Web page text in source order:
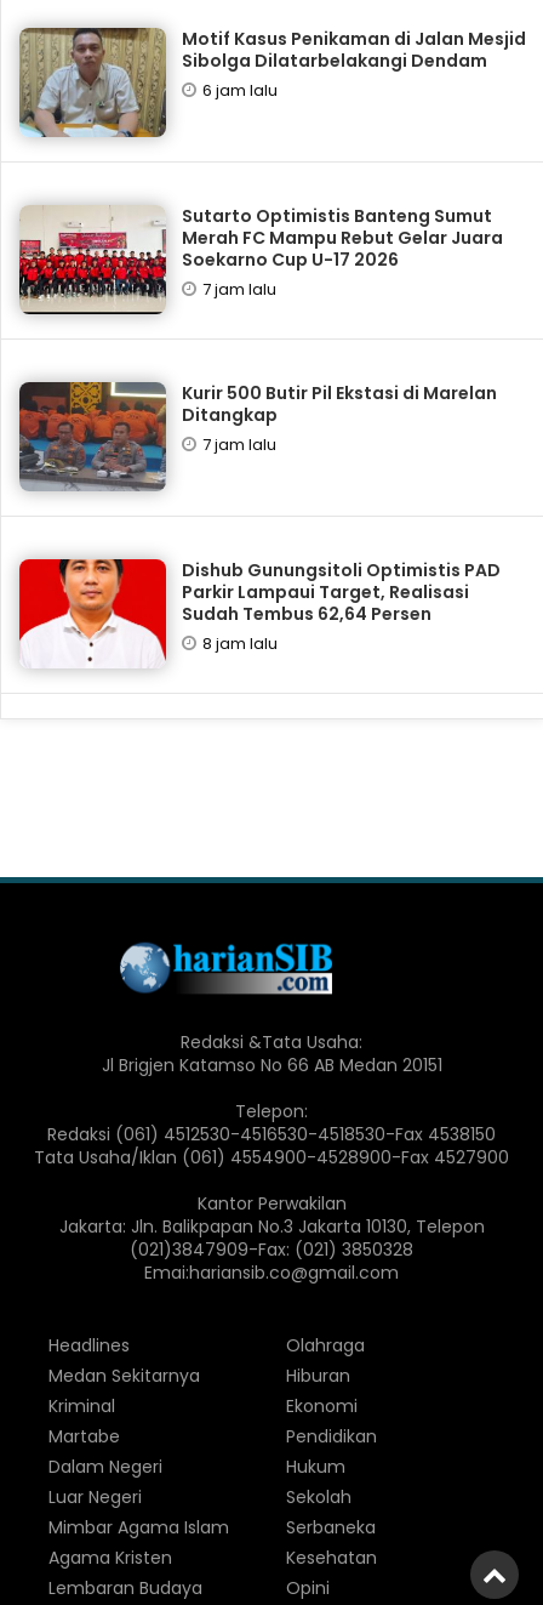
Motif Kasus Penikaman di Jalan Mesjid
Sibolga Dilatarbelakangi Dendam
6 jam lalu
Sutarto Optimistis Banteng Sumut
Merah FC Mampu Rebut Gelar Juara
Soekarno Cup U-17 2026
7 jam lalu
Kurir 500 Butir Pil Ekstasi di Marelan
Ditangkap
7 jam lalu
Dishub Gunungsitoli Optimistis PAD
Parkir Lampaui Target, Realisasi
Sudah Tembus 62,64 Persen
8 jam lalu
Redaksi &Tata Usaha:
Jl Brigjen Katamso No 66 AB Medan 20151
Telepon:
Redaksi (061) 4512530-4516530-4518530-Fax 4538150
Tata Usaha/Iklan (061) 4554900-4528900-Fax 4527900
Kantor Perwakilan
Jakarta: Jln. Balikpapan No.3 Jakarta 10130, Telepon
(021)3847909-Fax: (021) 3850328
Emai:hariansib.co@gmail.com
Headlines
Medan Sekitarnya
Kriminal
Martabe
Dalam Negeri
Luar Negeri
Olahraga
Hiburan
Ekonomi
Pendidikan
Hukum
Sekolah
Mimbar Agama Islam
Agama Kristen
Lembaran Budaya
Serbaneka
Kesehatan
Opini